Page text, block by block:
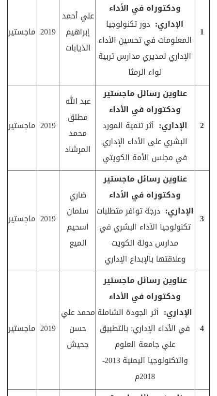
1
ودكتوراه في الأداء
الإداري: دور تكنولوجيا
المعلومات في تحسين الأداء
الإداري لمديري مدارس تربية
لواء الرمثا
علي أحمد
إبراهيم
الذيابات
2019 ماجستير
2
عناوين رسائل ماجستير
ودكتوراه في الأداء
الإداري: أثر تنمية المورد
البشري على الأداء الإداري
في مجلس الأمة الكويتي
عبد الله
مطلق
محمد
المرشاد
2019 ماجستير
3
عناوين رسائل ماجستير
ودكتوراه في الأداء
الإداري: درجة توافر متطلبات
تكنولوجيا الأداء البشري في
مدارس دولة الكويت
وعلاقتها بالإبداع الإداري
ضاري
سلمان
اسحيم
الميع
2019 ماجستير
4
عناوين رسائل ماجستير
ودكتوراه في الأداء
الإداري: أثر الجودة الشاملة
في الأداء الإداري: بالتطبيق
علي جامعة العلوم
والتكنولوجيا اليمنية 2013-
2018م
محمد علي
حسن
جحيش
2019 ماجستير